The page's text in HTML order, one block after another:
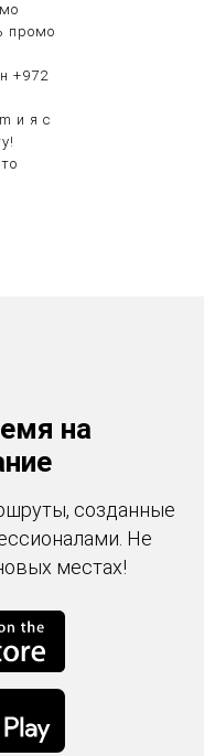
промо
+972
и я с
на
созданные
Не
местах!